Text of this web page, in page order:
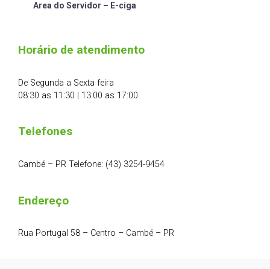
Area do Servidor – E-ciga
Horário de atendimento
De Segunda a Sexta feira
08:30 as 11:30 | 13:00 as 17:00
Telefones
Cambé – PR Telefone: (43) 3254-9454
Endereço
Rua Portugal 58 – Centro – Cambé – PR